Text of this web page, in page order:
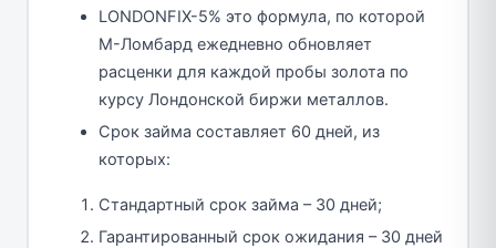
LONDONFIX-5% это формула, по которой
М-Ломбард ежедневно обновляет
расценки для каждой пробы золота по
курсу Лондонской биржи металлов.
Срок займа составляет 60 дней, из
которых:
Стандартный срок займа – 30 дней;
Гарантированный срок ожидания – 30 дней